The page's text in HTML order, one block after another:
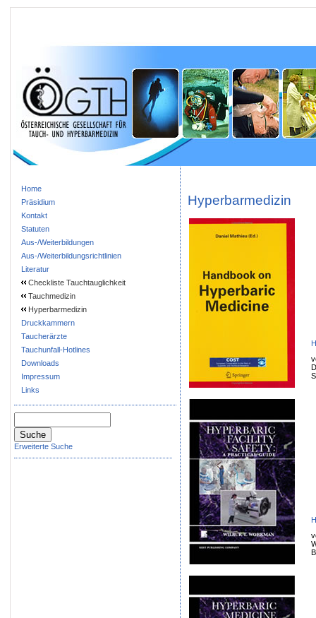
Home
Präsidium
Kontakt
Statuten
Aus-/Weiterbildungen
Aus-/Weiterbildungsrichtlinien
Literatur
Checkliste Tauchtauglichkeit
Tauchmedizin
Hyperbarmedizin
Druckkammern
Taucherärzte
Tauchunfall-Hotlines
Downloads
Impressum
Links
Erweiterte Suche
Hyperbarmedizin